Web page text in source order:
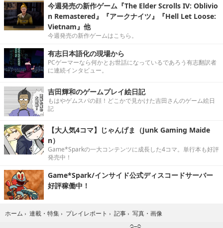
今週発売の新作ゲーム『The Elder Scrolls IV: Oblivio
n Remastered』『アークナイツ』『Hell Let Loose:
Vietnam』他
今週発売の新作ゲームはこちら。
有志日本語化の現場から
PCゲーマーなら何かとお世話になっているであろう有志翻訳者
に連続インタビュー。
吉田輝和のゲームプレイ絵日記
もはやゲムスパの顔！どこかで見かけた吉田さんのゲーム絵日
記
【大人気4コマ】じゃんげま（Junk Gaming Maide
n）
Game*Sparkの一大コンテンツに成長した4コマ。単行本も好評
発売中！
Game*Spark/インサイド公式ディスコードサーバー
好評稼働中！
ホーム › 連載・特集 › プレイレポート › 記事 › 写真・画像